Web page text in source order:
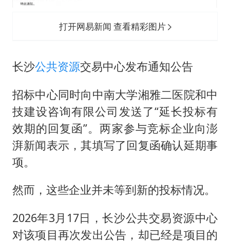
打开网易新闻 查看精彩图片
长沙公共资源交易中心发布通知公告
招标中心同时向中南大学湘雅二医院和中
技建设咨询有限公司发送了“延长投标有
效期的回复函”。两家参与竞标企业向澎
湃新闻表示，其填写了回复函确认延期事
项。
然而，这些企业并未等到新的投标情况。
2026年3月17日，长沙公共交易资源中心
对该项目再次发出公告，却已经是项目的